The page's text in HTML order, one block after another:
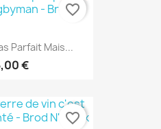
Parfait Mais...
€
favorite_border
favorite_border